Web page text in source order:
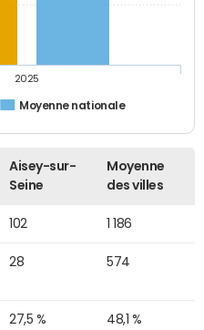
Moyenne nationale
2025
Aisey-sur-
Seine
Moyenne
des villes
102 1 186
28 574
27,5 % 48,1 %